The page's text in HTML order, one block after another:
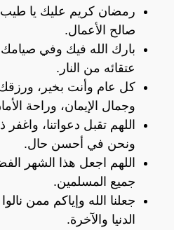
رمضان كريم عليك يا طيب،
صالح الأعمال.
بارك الله فيك وفي
عتقائه من النار.
كل عام وأنت بخير، ورزقك
وجمال الإيمان، وراحة
اللهم تقبل دعواتنا، واغفر
ونحن في أحسن حال.
اللهم اجعل هذا الشهر
جميع المسلمين.
جعلنا الله وإياكم ممن
الدنيا والآخرة.